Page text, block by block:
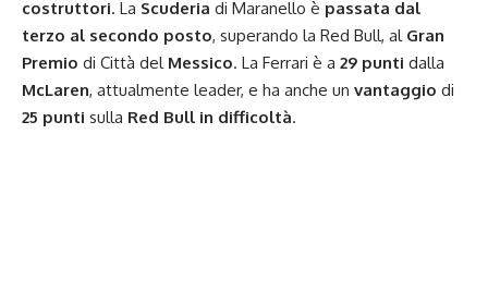
costruttori. La Scuderia di Maranello è passata dal
terzo al secondo posto, superando la Red Bull, al Gran
Premio di Città del Messico. La Ferrari è a 29 punti dalla
McLaren, attualmente leader, e ha anche un vantaggio di
25 punti sulla Red Bull in difficoltà.